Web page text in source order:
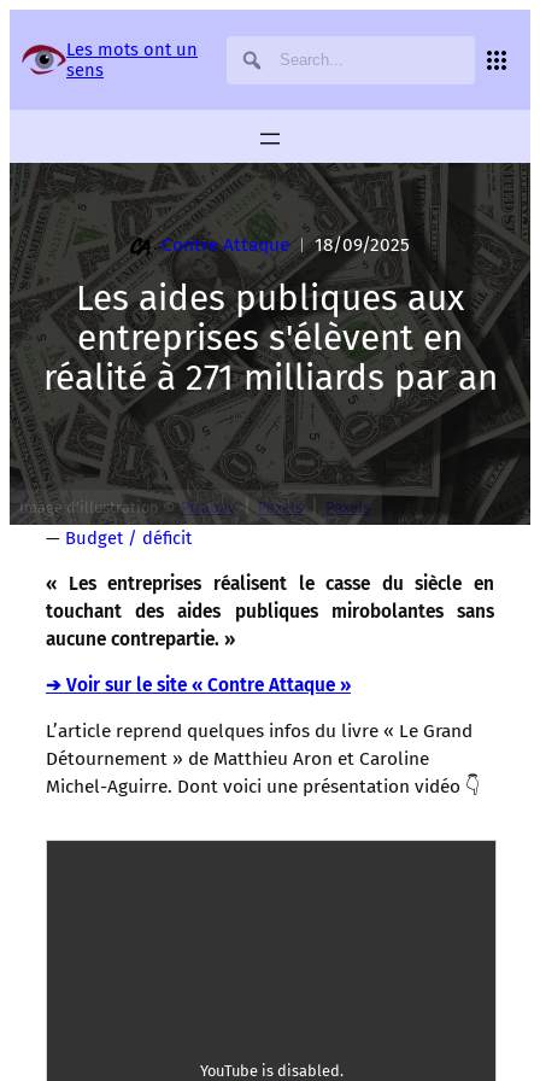
Les mots ont un
sens
Contre Attaque 18/09/2025
Les aides publiques aux
entreprises s'élèvent en
réalité à 271 milliards par an
Image d’illustration ©Pixabay | Pexels| Pexels
— Budget / déficit
« Les entreprises réalisent le casse du siècle en
touchant des aides publiques mirobolantes sans
aucune contrepartie. »
➔ Voir sur le site « Contre Attaque »
L’article reprend quelques infos du livre « Le Grand
Détournement » de Matthieu Aron et Caroline
Michel-Aguirre. Dont voici une présentation vidéo 👇
YouTube is disabled.
Panneau de gestion des services